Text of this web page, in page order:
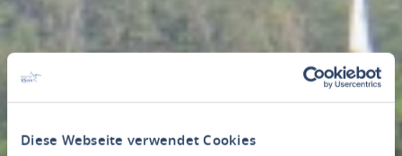
Diese Webseite verwendet Cookies